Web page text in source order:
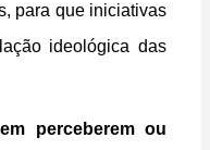
para que iniciativas
ideológica das
perceberem ou